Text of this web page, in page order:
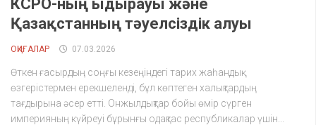
КСРО-ның ыдырауы және
Қазақстанның тәуелсіздік алуы
ОҚИҒАЛАР 07.03.2026
Өткен ғасырдың соңғы кезеңіндегі тарих жаһандық
өзгерістермен ерекшеленді, бұл көптеген халықтардың
тағдырына әсер етті. Онжылдықтар бойы өмір сүрген
империяның күйреуі бұрынғы одақтас республикалар үшін...